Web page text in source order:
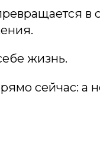
в
жизнь.
сейчас: а